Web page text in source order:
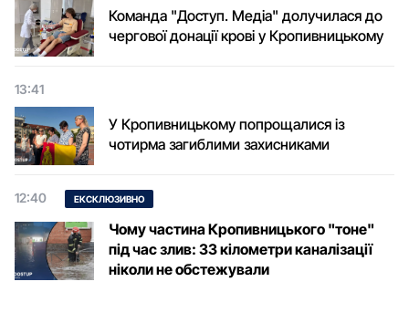
Команда "Доступ. Медіа" долучилася до
чергової донації крові у Кропивницькому
13:41
У Кропивницькому попрощалися із
чотирма загиблими захисниками
12:40 ЕКСКЛЮЗИВНО
Чому частина Кропивницького "тоне"
під час злив: 33 кілометри каналізації
ніколи не обстежували